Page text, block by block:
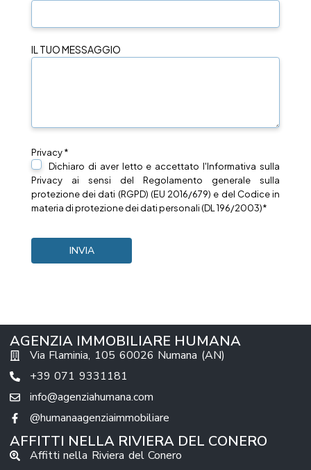
IL TUO MESSAGGIO
Privacy *
Dichiaro di aver letto e accettato l'Informativa sulla
Privacy ai sensi del Regolamento generale sulla
protezione dei dati (RGPD) (EU 2016/679) e del Codice in
materia di protezione dei dati personali (DL 196/2003)*
AGENZIA IMMOBILIARE HUMANA
Via Flaminia, 105 60026 Numana (AN)
+39 071 9331181
info@agenziahumana.com
@humanaagenziaimmobiliare
AFFITTI NELLA RIVIERA DEL CONERO
Affitti nella Riviera del Conero